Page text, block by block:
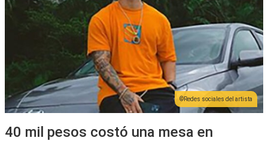
Redes sociales del artista
40 mil pesos costó una mesa en